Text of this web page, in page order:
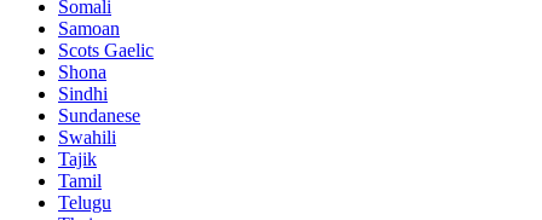
Somali
Samoan
Scots Gaelic
Shona
Sindhi
Sundanese
Swahili
Tajik
Tamil
Telugu